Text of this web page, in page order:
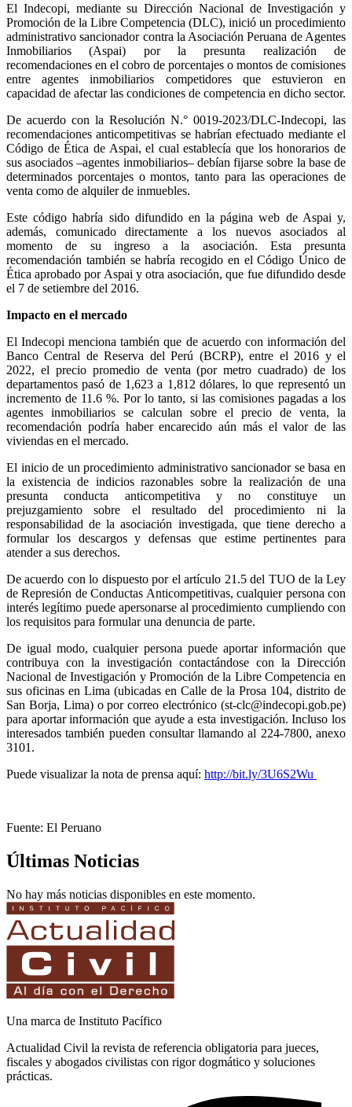
El Indecopi, mediante su Dirección Nacional de Investigación y
Promoción de la Libre Competencia (DLC), inició un procedimiento
administrativo sancionador contra la Asociación Peruana de Agentes
Inmobiliarios (Aspai) por la presunta realización de
recomendaciones en el cobro de porcentajes o montos de comisiones
entre agentes inmobiliarios competidores que estuvieron en
capacidad de afectar las condiciones de competencia en dicho sector.
De acuerdo con la Resolución N.° 0019-2023/DLC-Indecopi, las
recomendaciones anticompetitivas se habrían efectuado mediante el
Código de Ética de Aspai, el cual establecía que los honorarios de
sus asociados –agentes inmobiliarios– debían fijarse sobre la base de
determinados porcentajes o montos, tanto para las operaciones de
venta como de alquiler de inmuebles.
Este código habría sido difundido en la página web de Aspai y,
además, comunicado directamente a los nuevos asociados al
momento de su ingreso a la asociación. Esta presunta
recomendación también se habría recogido en el Código Único de
Ética aprobado por Aspai y otra asociación, que fue difundido desde
el 7 de setiembre del 2016.
Impacto en el mercado
El Indecopi menciona también que de acuerdo con información del
Banco Central de Reserva del Perú (BCRP), entre el 2016 y el
2022, el precio promedio de venta (por metro cuadrado) de los
departamentos pasó de 1,623 a 1,812 dólares, lo que representó un
incremento de 11.6 %. Por lo tanto, si las comisiones pagadas a los
agentes inmobiliarios se calculan sobre el precio de venta, la
recomendación podría haber encarecido aún más el valor de las
viviendas en el mercado.
El inicio de un procedimiento administrativo sancionador se basa en
la existencia de indicios razonables sobre la realización de una
presunta conducta anticompetitiva y no constituye un
prejuzgamiento sobre el resultado del procedimiento ni la
responsabilidad de la asociación investigada, que tiene derecho a
formular los descargos y defensas que estime pertinentes para
atender a sus derechos.
De acuerdo con lo dispuesto por el artículo 21.5 del TUO de la Ley
de Represión de Conductas Anticompetitivas, cualquier persona con
interés legítimo puede apersonarse al procedimiento cumpliendo con
los requisitos para formular una denuncia de parte.
De igual modo, cualquier persona puede aportar información que
contribuya con la investigación contactándose con la Dirección
Nacional de Investigación y Promoción de la Libre Competencia en
sus oficinas en Lima (ubicadas en Calle de la Prosa 104, distrito de
San Borja, Lima) o por correo electrónico (st-clc@indecopi.gob.pe)
para aportar información que ayude a esta investigación. Incluso los
interesados también pueden consultar llamando al 224-7800, anexo
3101.
Puede visualizar la nota de prensa aquí: http://bit.ly/3U6S2Wu
Fuente: El Peruano
Últimas Noticias
No hay más noticias disponibles en este momento.
Una marca de Instituto Pacífico
Actualidad Civil la revista de referencia obligatoria para jueces,
fiscales y abogados civilistas con rigor dogmático y soluciones
prácticas.